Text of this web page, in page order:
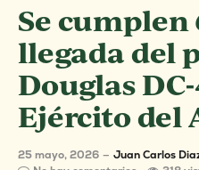
Se cumplen
llegada del
Douglas
Ejército del
25 mayo, 2026
Juan Carlos